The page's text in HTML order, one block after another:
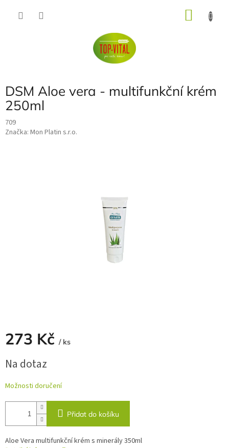
DSM Aloe vera - multifunkční krém
250ml
709
Značka: Mon Platin s.r.o.
273 Kč / ks
cena:
Na dotaz
Možnosti doručení
Přidat do košíku
Aloe Vera multifunkční krém s minerály 350ml